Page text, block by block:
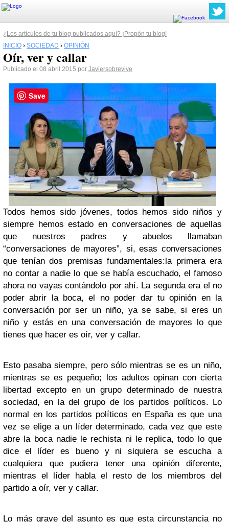
¿Los artículos de tu blog publicados aquí? ¡Propón tu blog!
INICIO › SOCIEDAD › OPINIÓN
Oír, ver y callar
Publicado el 08 abril 2015 por Javiersobrevive
Todos hemos sido jóvenes, todos hemos sido niños y
siempre hemos estado en conversaciones de aquellas
que nuestros padres y abuelos llamaban
“conversaciones de mayores”, si, esas conversaciones
que tenían dos premisas fundamentales:la primera era
no contar a nadie lo que se había escuchado, el famoso
ahora no vayas contándolo por ahí. La segunda era el no
poder abrir la boca, el no poder dar tu opinión en la
conversación por ser un niño, ya se sabe, si eres un
niño y estás en una conversación de mayores lo que
tienes que hacer es oír, ver y callar.
Esto pasaba siempre, pero sólo mientras se es un niño,
mientras se es pequeño; los adultos opinan con cierta
libertad excepto en un grupo determinado de nuestra
sociedad, en la del grupo de los partidos políticos. Lo
normal en los partidos políticos en España es que una
vez se elige a un líder determinado, cada vez que este
abre la boca nadie le rechista ni le replica, todo lo que
dice el líder es bueno y ni siquiera se escucha a
cualquiera que pudiera tener una opinión diferente,
mientras el líder habla el resto de los miembros del
partido a oír, ver y callar.
Lo más grave del asunto es que esta circunstancia no
Save